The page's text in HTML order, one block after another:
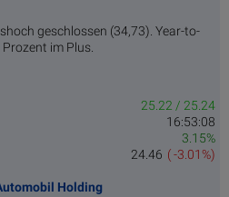
geschlossen (34,73). Year-to-
im Plus.
25.22 / 25.24
16:53:08
3.15%
( -3.01%)
24.46
Holding